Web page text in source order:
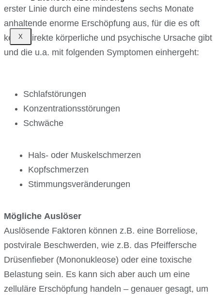
X
erster Linie durch eine mindestens sechs Monate
anhaltende enorme Erschöpfung aus, für die es oft
keine direkte körperliche und psychische Ursache gibt
und die u.a. mit folgenden Symptomen einhergeht:
Schlafstörungen
Konzentrationsstörungen
Schwäche
Hals- oder Muskelschmerzen
Kopfschmerzen
Stimmungsveränderungen
Mögliche Auslöser
Auslösende Faktoren können z.B. eine Borreliose,
postvirale Beschwerden, wie z.B. das Pfeiffersche
Drüsenfieber (Mononukleose) oder eine toxische
Belastung sein. Es kann sich aber auch um eine
zelluläre Erschöpfung handeln – genauer gesagt, um